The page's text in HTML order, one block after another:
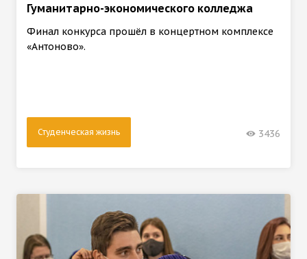
Гуманитарно-экономического колледжа
Финал конкурса прошёл в концертном комплексе
«Антоново».
Студенческая жизнь 3436